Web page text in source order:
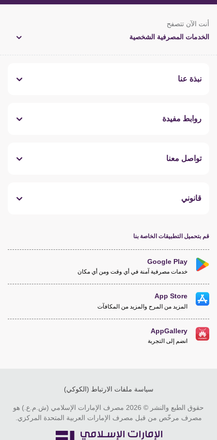
أنت الآن تتصفح
الخدمات المصرفية الشخصية
نبذة عنا
روابط مفيدة
تواصل معنا
قانوني
قم بتحميل التطبيقات الخاصة بنا
Google Play
خدمات مصرفية آمنة في أي وقت ومن أي مكان
App Store
المزيد من المرح والمزيد من المكافآت
AppGallery
انضم إلى التجربة
سياسة ملفات الارتباط (الكوكي)
حقوق الطبع والنشر © 2026 مصرف الإمارات الإسلامي (ش.م.ع.) هو
مصرف مرخّص من قبل مصرف الإمارات العربية المتحدة المركزي.